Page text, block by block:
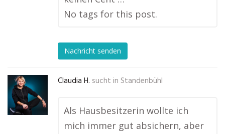
No tags for this post.
Nachricht senden
Claudia H. sucht in Standenbühl
Als Hausbesitzerin wollte ich
mich immer gut absichern, aber